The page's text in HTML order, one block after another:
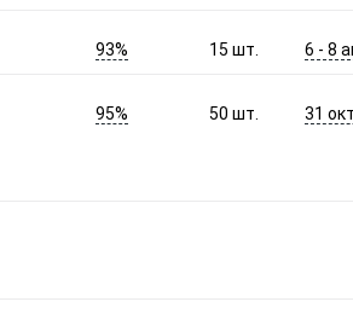
93% 15шт. 6 - 8
95% 50шт. 31